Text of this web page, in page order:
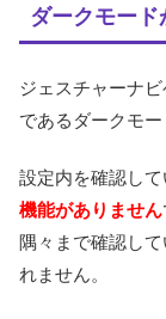
ダークモード
ジェスチャーナ
であるダークモー
設定内を確認し
機能がありません
隅々まで確認し
れません。